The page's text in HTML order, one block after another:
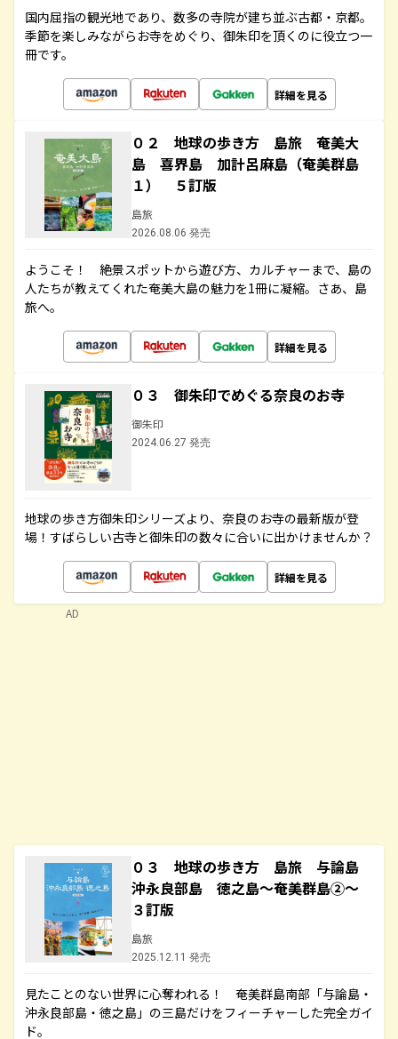
国内屈指の観光地であり、数多の寺院が建ち並ぶ古都・京都。
季節を楽しみながらお寺をめぐり、御朱印を頂くのに役立つ一
冊です。
詳細を見る
０２ 地球の歩き方 島旅 奄美大
島 喜界島 加計呂麻島（奄美群島
１） ５訂版
島旅
2026.08.06 発売
ようこそ！ 絶景スポットから遊び方、カルチャーまで、島の
人たちが教えてくれた奄美大島の魅力を1冊に凝縮。さあ、島
旅へ。
詳細を見る
０３ 御朱印でめぐる奈良のお寺
御朱印
2024.06.27 発売
地球の歩き方御朱印シリーズより、奈良のお寺の最新版が登
場！すばらしい古寺と御朱印の数々に合いに出かけませんか？
詳細を見る
０３ 地球の歩き方 島旅 与論島
沖永良部島 徳之島～奄美群島②～
３訂版
島旅
2025.12.11 発売
見たことのない世界に心奪われる！ 奄美群島南部「与論島・
沖永良部島・徳之島」の三島だけをフィーチャーした完全ガイ
ド。
AD